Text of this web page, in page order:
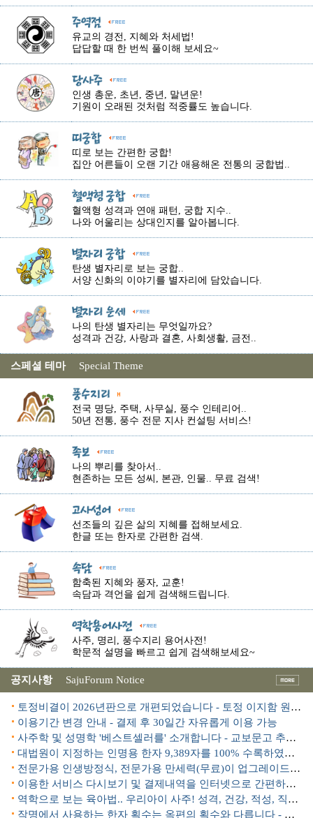
유교의 경전, 지혜와 처세법!
답답할 때 한 번씩 풀이해 보세요~
인생 총운, 초년, 중년, 말년운!
기원이 오래된 것처럼 적중률도 높습니다.
띠로 보는 간편한 궁합!
집안 어른들이 오랜 기간 애용해온 전통의 궁합법..
혈액형 성격과 연애 패턴, 궁합 지수..
나와 어울리는 상대인지를 알아봅니다.
탄생 별자리로 보는 궁합..
서양 신화의 이야기를 별자리에 담았습니다.
나의 탄생 별자리는 무엇일까요?
성격과 건강, 사랑과 결혼, 사회생활, 금전..
스페셜 테마 Special Theme
전국 명당, 주택, 사무실, 풍수 인테리어..
50년 전통, 풍수 전문 지사 컨설팅 서비스!
나의 뿌리를 찾아서..
현존하는 모든 성씨, 본관, 인물.. 무료 검색!
선조들의 깊은 삶의 지혜를 접해보세요.
한글 또는 한자로 간편한 검색.
함축된 지혜와 풍자, 교훈!
속담과 격언을 쉽게 검색해드립니다.
사주, 명리, 풍수지리 용어사전!
학문적 설명을 빠르고 쉽게 검색해보세요~
공지사항 SajuForum Notice
토정비결이 2026년판으로 개편되었습니다 - 토정 이지함 원본 수록
이용기간 변경 안내 - 결제 후 30일간 자유롭게 이용 가능
사주학 및 성명학 '베스트셀러를' 소개합니다 - 교보문고 추천도서!
대법원이 지정하는 인명용 한자 9,389자를 100% 수록하였습니다.
전문가용 인생방정식, 전문가용 만세력(무료)이 업그레이드 되었습니다.
이용한 서비스 다시보기 및 결제내역을 인터넷으로 간편하게 조회할 수 있습니다.
역학으로 보는 육아법.. 우리아이 사주! 성격, 건강, 적성, 직업..
작명에서 사용하는 한자 획수는 옥편의 획수와 다릅니다 - 변획수(변형부수)